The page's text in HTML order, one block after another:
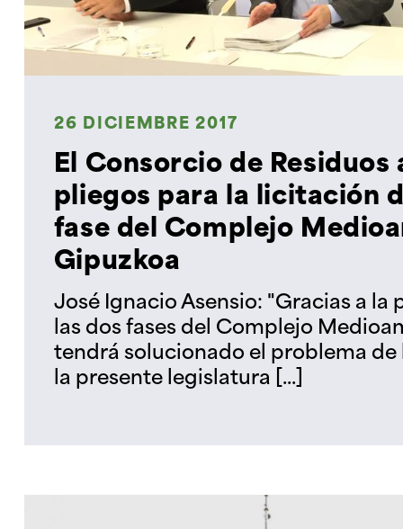
26 DICIEMBRE 2017
El Consorcio de Residuos
pliegos para la licitación
fase del Complejo
Gipuzkoa
José Ignacio Asensio: "Gracias a la
las dos fases del Complejo
tendrá solucionado el problema de
la presente legislatura [...]